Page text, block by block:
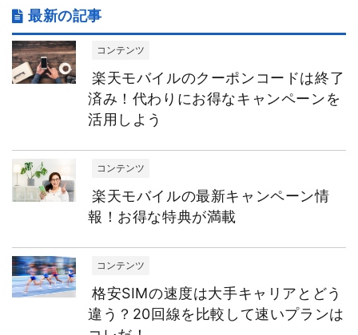
最新の記事
コンテンツ
楽天モバイルのクーポンコードは終了
済み！代わりにお得なキャンペーンを
活用しよう
コンテンツ
楽天モバイルの最新キャンペーン情
報！お得な特典が満載
コンテンツ
格安SIMの速度は大手キャリアとどう
違う？20回線を比較して速いプランは